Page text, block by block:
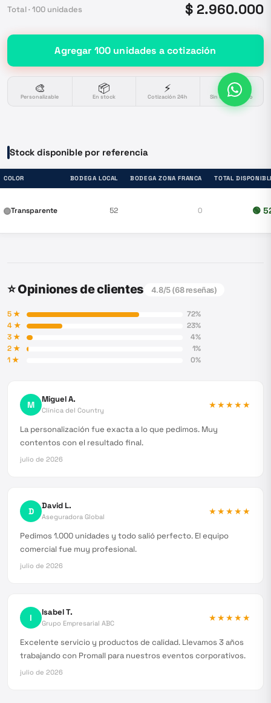
Total · 100 unidades $ 2.960.000
Agregar 100 unidades a cotización
🎨
Personalizable
📦
En stock
⚡
Cotización 24h
🔒
Sin compromiso
Stock disponible por referencia
COLOR BODEGA LOCAL BODEGA ZONA FRANCA TOTAL
Transparente 52 0 🟢
⭐ Opiniones de clientes 4.8/5 (68reseñas)
5★ 72%
4★ 23%
3★ 4%
2★ 1%
1★ 0%
M Miguel A.
Clínica del Country
★★★★★
La personalización fue exacta a lo que pedimos. Muy
contentos con el resultado final.
julio de 2026
D David L.
Aseguradora Global
★★★★★
Pedimos 1.000 unidades y todo salió perfecto. El equipo
comercial fue muy profesional.
julio de 2026
I Isabel T.
Grupo Empresarial ABC
★★★★★
Excelente servicio y productos de calidad. Llevamos 3 años
trabajando con Promall para nuestros eventos corporativos.
julio de 2026